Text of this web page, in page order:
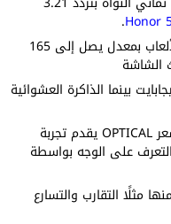
Honor
.
مزود بشريحة مخصصة تتيح تشغيل الألعاب بمعدل يصل إلى 165
الشاشة
الداخلية بسعة 256 أو 512 جيجابايت بينما الذاكرة العشوائية
البصمة مدمجة اسفل الشاشة بمستشعر OPTICAL يقدم تجربة
على الوجه بواسطة
التقارب والتسارع